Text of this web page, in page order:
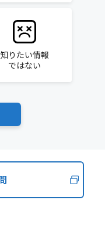
知りたい情報
ではない